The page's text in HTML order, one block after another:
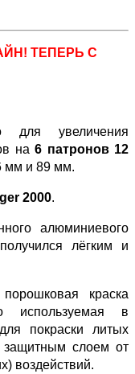
ТЕПЕРЬ С
для увеличения
на 6 патронов 12
мм и 89 мм.
2000.
алюминиевого
лёгким и
краска
используемая в
покраски литых
защитным слоем от
воздействий.